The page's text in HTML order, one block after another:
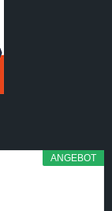
ANGEBOT